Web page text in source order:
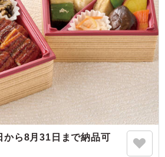
もそんなに罪悪感なく食べられると
とても美味しかったので是非また注
待›MR
台2026/04/02
から8月31日まで納品可